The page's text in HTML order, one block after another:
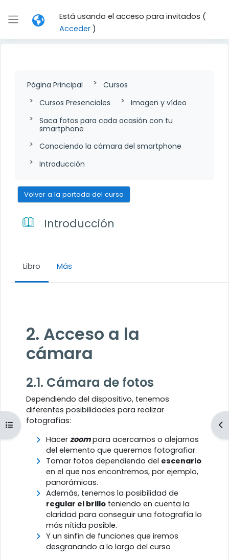
Panel lateral
Está usando el acceso para invitados (
Acceder)
Abrir índice del curso
Página Principal
Cursos
Cursos Presenciales
Imagen y vídeo
Saca fotos para cada ocasión con tu
smartphone
Conociendo la cámara del smartphone
Introducción
Volver a la portada del curso
Introducción
Libro Más
2. Acceso a la
cámara
2.1. Cámara de fotos
Dependiendo del dispositivo, tenemos
diferentes posibilidades para realizar
fotografías:
Hacerzoompara acercarnos o alejarnos
del elemento que queremos fotografiar.
Tomar fotos dependiendo del escenario
en el que nos encontremos, por ejemplo,
panorámicas.
Además, tenemos la posibilidad de
regular el brillo teniendo en cuenta la
claridad para conseguir una fotografía lo
más nítida posible.
Y un sinfín de funciones que iremos
desgranando a lo largo del curso